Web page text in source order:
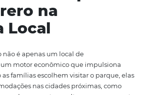
assim um número ainda maior
como a colaboração entre o
sustentável e contínuo
um ambiente que beneficia não
as famílias que buscam